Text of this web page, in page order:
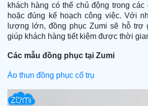
khách hàng có thể chủ động trong các
hoặc đúng kế hoạch công việc. Với
lượng lớn, đồng phục Zumi sẽ hỗ trợ
giúp khách hàng tiết kiệm được thời
Các mẫu đồng phục tại Zumi
Áo thun đồng phục cổ trụ